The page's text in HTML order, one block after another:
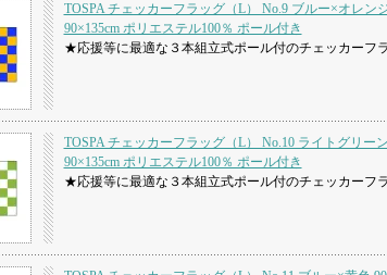
TOSPA チェッカーフラッグ（L） No.9 ブルー×オレン
90×135cm ポリエステル100％ ポール付き
★応援等に最適な３本組立式ポール付のチェッカーフ
TOSPA チェッカーフラッグ（L） No.10 ライトグリー
90×135cm ポリエステル100％ ポール付き
★応援等に最適な３本組立式ポール付のチェッカーフ